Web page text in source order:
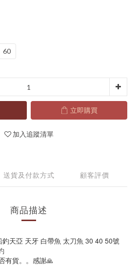
60
立即購買
加入追蹤清單
送貨及付款方式 顧客評價
商品描述
天亞 天牙 白帶魚 太刀魚 30 40 50號
有貨。。感謝🙏